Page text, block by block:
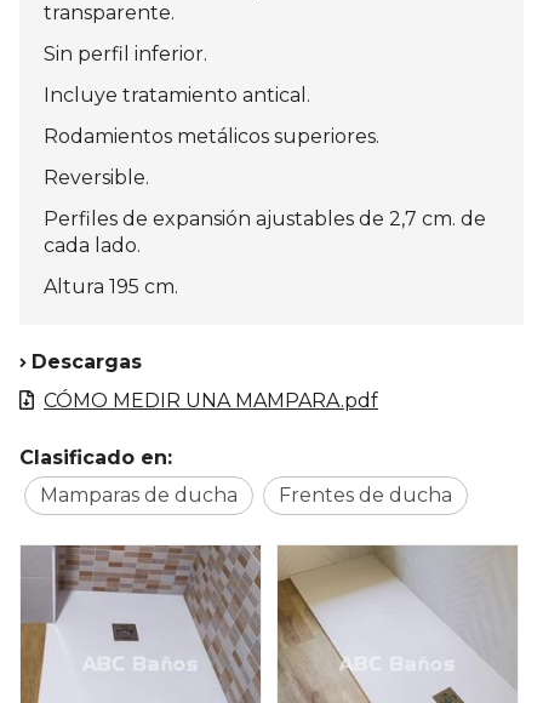
transparente.
Sin perfil inferior.
Incluye tratamiento antical.
Rodamientos metálicos superiores.
Reversible.
Perfiles de expansión ajustables de 2,7 cm. de
cada lado.
Altura 195 cm.
Descargas
CÓMO MEDIR UNA MAMPARA.pdf
Clasificado en:
Mamparas de ducha
Frentes de ducha